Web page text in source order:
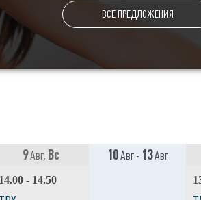
ВСЕ ПРЕДЛОЖЕНИЯ
9Авг, Вс 10Авг - 13Авг
14.00 - 14.50